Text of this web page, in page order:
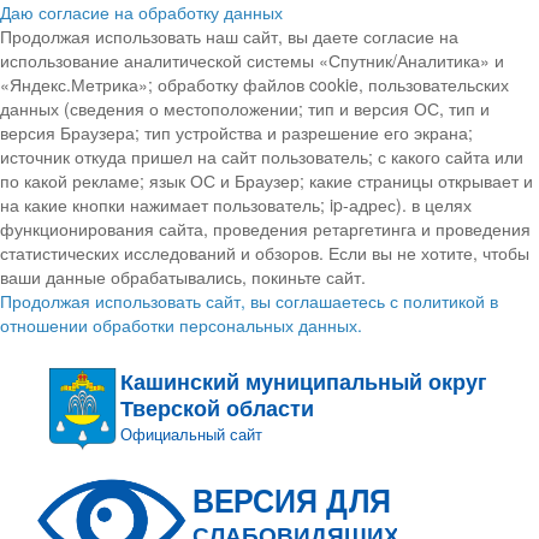
Даю согласие на обработку данных
Продолжая использовать наш сайт, вы даете согласие на
использование аналитической системы «Спутник/Аналитика» и
«Яндекс.Метрика»; обработку файлов cookie, пользовательских
данных (сведения о местоположении; тип и версия ОС, тип и
версия Браузера; тип устройства и разрешение его экрана;
источник откуда пришел на сайт пользователь; с какого сайта или
по какой рекламе; язык ОС и Браузер; какие страницы открывает и
на какие кнопки нажимает пользователь; ip-адрес). в целях
функционирования сайта, проведения ретаргетинга и проведения
статистических исследований и обзоров. Если вы не хотите, чтобы
ваши данные обрабатывались, покиньте сайт.
Продолжая использовать сайт, вы соглашаетесь с политикой в
отношении обработки персональных данных.